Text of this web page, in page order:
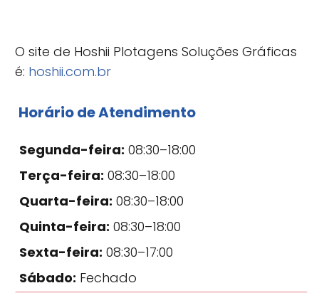
O site de Hoshii Plotagens Soluções Gráficas
é: hoshii.com.br
Horário de Atendimento
Segunda-feira: 08:30–18:00
Terça-feira: 08:30–18:00
Quarta-feira: 08:30–18:00
Quinta-feira: 08:30–18:00
Sexta-feira: 08:30–17:00
Sábado: Fechado